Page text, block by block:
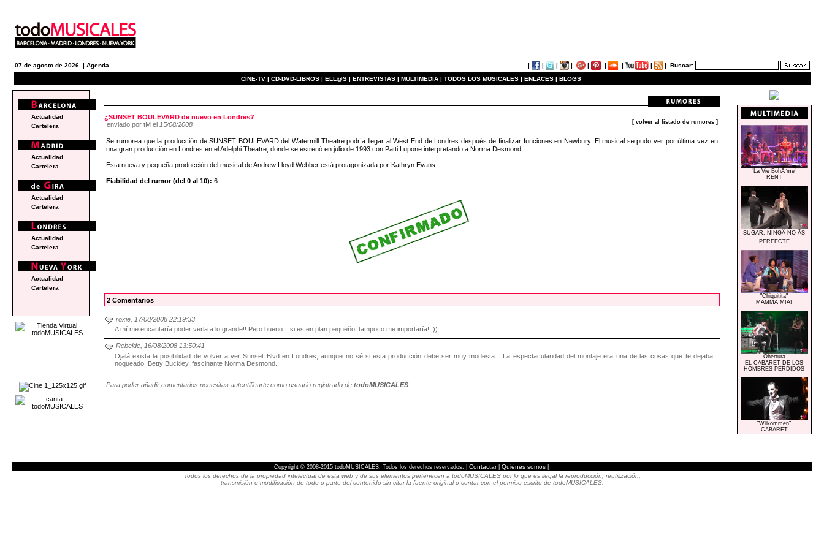
07 de agosto de 2026 | Agenda | | | | | | | | | Buscar:
CINE-TV | CD-DVD-LIBROS | ELL@S | ENTREVISTAS | MULTIMEDIA | TODOS LOS MUSICALES | ENLACES | BLOGS
[ volver al listado de rumores ]
¿SUNSET BOULEVARD de nuevo en Londres?
enviado por tM el 15/08/2008
Se rumorea que la producción de SUNSET BOULEVARD del Watermill Theatre podría llegar al West End de Londres después de finalizar funciones en Newbury. El musical se pudo ver por última vez en
una gran producción en Londres en el Adelphi Theatre, donde se estrenó en julio de 1993 con Patti Lupone interpretando a Norma Desmond.
Esta nueva y pequeña producción del musical de Andrew Lloyd Webber está protagonizada por Kathryn Evans.
Fiabilidad del rumor (del 0 al 10): 6
2 Comentarios
roxie, 17/08/2008 22:19:33
A mí me encantaría poder verla a lo grande!! Pero bueno... si es en plan pequeño, tampoco me importaría! :))
Rebelde, 16/08/2008 13:50:41
Ojalá exista la posibilidad de volver a ver Sunset Blvd en Londres, aunque no sé si esta producción debe ser muy modesta... La espectacularidad del montaje era una de las cosas que te dejaba
noqueado. Betty Buckley, fascinante Norma Desmond...
Para poder añadir comentarios necesitas autentificarte como usuario registrado detodoMUSICALES
Actualidad
Cartelera
Actualidad
Cartelera
Actualidad
Cartelera
Actualidad
Cartelera
Actualidad
Cartelera
"La Vie BohÃ¨me"
RENT
SUGAR, NINGÃ NO ÃS
PERFECTE
"Chiquitita"
MAMMA MIA!
Obertura
EL CABARET DE LOS
HOMBRES PERDIDOS
"Wilkommen"
CABARET
Copyright © 2008-2015 todoMUSICALES. Todos los derechos reservados. | Contactar| Quiénes somos|
Todos los derechos de la propiedad intelectual de esta web y de sus elementos pertenecen a todoMUSICALES por lo que es ilegal la reproducción, reutilización,
transmisión o modificación de todo o parte del contenido sin citar la fuente original o contar con el permiso escrito de todoMUSICALES.